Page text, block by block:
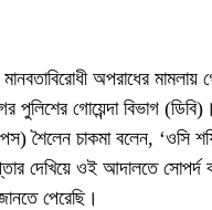
অপরাধের
পুলিশের গোয়েন্দা বিভাগ
শৈলেন চাকমা বলেন, ‘ওসি
দেখিয়ে ওই আদালতে
পেরেছি।